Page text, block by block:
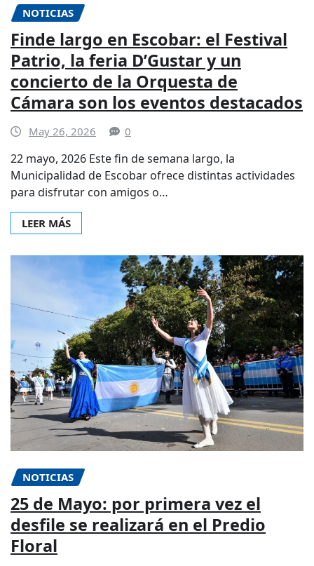
NOTICIAS
Finde largo en Escobar: el Festival
Patrio, la feria D’Gustar y un
concierto de la Orquesta de
Cámara son los eventos destacados
May 26, 2026 0
22 mayo, 2026 Este fin de semana largo, la
Municipalidad de Escobar ofrece distintas actividades
para disfrutar con amigos o…
LEER MÁS
NOTICIAS
25 de Mayo: por primera vez el
desfile se realizará en el Predio
Floral